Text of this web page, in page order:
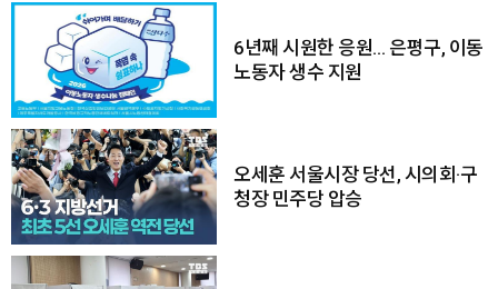
6년째 시원한 응원… 은평구, 이동
노동자 생수 지원
오세훈 서울시장 당선, 시의회·구
청장 민주당 압승